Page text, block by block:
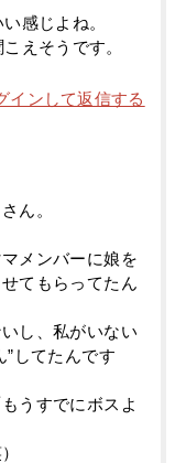
感じよね。
えそうです。
インして返信する
ん。
メンバーに娘を
てもらってたん
し、私がいない
”してたんです
うすでにボスよ